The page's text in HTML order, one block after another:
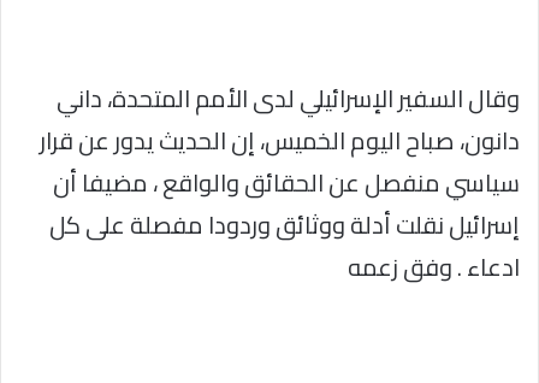
وقال السفير الإسرائيلي لدى الأمم المتحدة، داني
دانون، صباح اليوم الخميس، إن الحديث يدور عن قرار
سياسي منفصل عن الحقائق والواقع ، مضيفا أن
إسرائيل نقلت أدلة ووثائق وردودا مفصلة على كل
ادعاء . وفق زعمه